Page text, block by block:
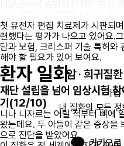
첫 유전자 편집 치료제가 시판되
련했다는 평가가 나오고 있어요.
담과 보험, 크리스퍼 기술 특허와
해야 할 필요가 있어 보여요.
환자 일화
재단 설립을 넘어 임상시험
기(12/10)
니나 니자르는 어릴 적부터 뼈에
왔는데요. 두 아들이 같은 증상을
으로 진단을 받았어요.
암 · 희귀질
가입
내 질환의 모든
카카오로